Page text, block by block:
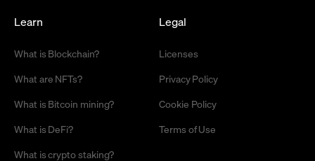
Learn
What is Blockchain?
What are NFTs?
What is Bitcoin mining?
What is DeFi?
What is crypto staking?
Legal
Licenses
Privacy Policy
Cookie Policy
Terms of Use